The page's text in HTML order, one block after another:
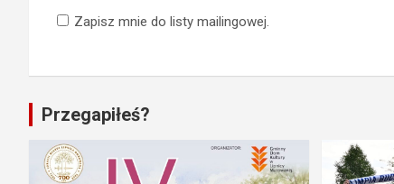
Zapisz mnie do listy mailingowej.
Przegapiłeś?